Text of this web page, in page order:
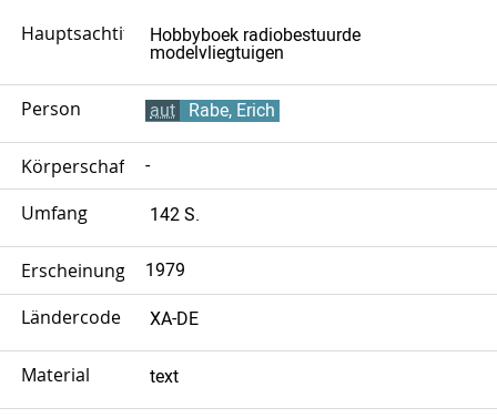
Hauptsachtitel
Hobbyboek radiobestuurde
modelvliegtuigen
Person aut Rabe, Erich
Körperschaft -
Umfang 142 S.
Erscheinungsjahr
1979
Ländercode XA-DE
Material text